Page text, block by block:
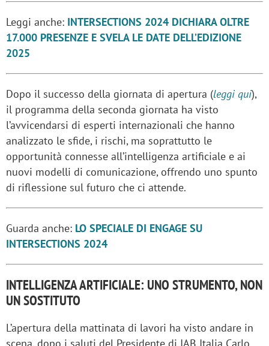
Leggi anche: INTERSECTIONS 2024 DICHIARA OLTRE
17.000 PRESENZE E SVELA LE DATE DELL’EDIZIONE
2025
Dopo il successo della giornata di apertura (leggi qui),
il programma della seconda giornata ha visto
l’avvicendarsi di esperti internazionali che hanno
analizzato le sfide, i rischi, ma soprattutto le
opportunità connesse all’intelligenza artificiale e ai
nuovi modelli di comunicazione, offrendo uno spunto
di riflessione sul futuro che ci attende.
Guarda anche: LO SPECIALE DI ENGAGE SU
INTERSECTIONS 2024
INTELLIGENZA ARTIFICIALE: UNO STRUMENTO, NON
UN SOSTITUTO
L’apertura della mattinata di lavori ha visto andare in